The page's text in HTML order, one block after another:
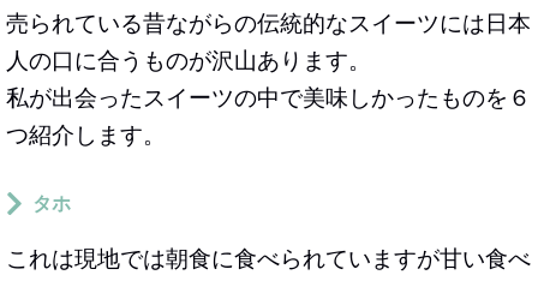
売られている昔ながらの伝統的なスイーツには日本
人の口に合うものが沢山あります。
私が出会ったスイーツの中で美味しかったものを６
つ紹介します。
タホ
これは現地では朝食に食べられていますが甘い食べ